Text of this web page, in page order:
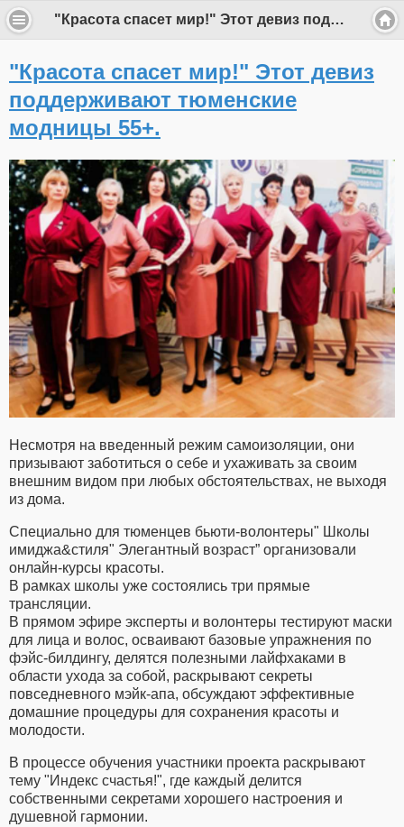
"Красота спасет мир!" Этот девиз поддерживают тюменские модницы 55+.
"Красота спасет мир!" Этот девиз
поддерживают тюменские
модницы 55+.
Несмотря на введенный режим самоизоляции, они
призывают заботиться о себе и ухаживать за своим
внешним видом при любых обстоятельствах, не выходя
из дома.
Специально для тюменцев бьюти-волонтеры" Школы
имиджа&стиля" Элегантный возраст” организовали
онлайн-курсы красоты.
В рамках школы уже состоялись три прямые
трансляции.
В прямом эфире эксперты и волонтеры тестируют маски
для лица и волос, осваивают базовые упражнения по
фэйс-билдингу, делятся полезными лайфхаками в
области ухода за собой, раскрывают секреты
повседневного мэйк-апа, обсуждают эффективные
домашние процедуры для сохранения красоты и
молодости.
В процессе обучения участники проекта раскрывают
тему "Индекс счастья!", где каждый делится
собственными секретами хорошего настроения и
душевной гармонии.